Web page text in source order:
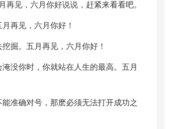
见，六月你好说说，赶紧来看看吧。
再见，六月你好！
掘。五月再见，六月你好！
没你时，你就站在人生的最高。五月
准确对号，那麽必须无法打开成功之